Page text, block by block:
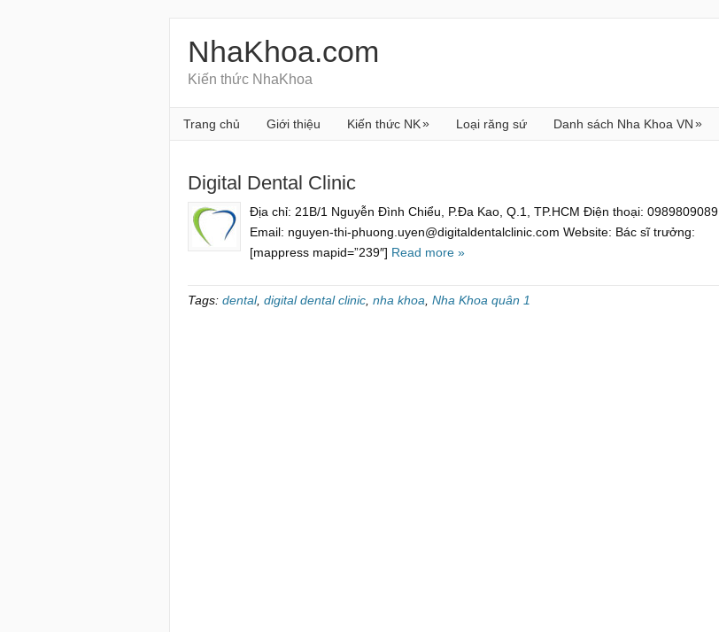
NhaKhoa.com
Kiến thức NhaKhoa
Trang chủ Giới thiệu Kiến thức NK» Loại răng sứ Danh sách Nha Khoa VN»
Digital Dental Clinic
Địa chỉ: 21B/1 Nguyễn Đình Chiểu, P.Đa Kao, Q.1, TP.HCM Điện thoại: 0989809089
Email: nguyen-thi-phuong.uyen@digitaldentalclinic.com Website: Bác sĩ trưởng:
[mappress mapid=”239″] Read more »
Tags: dental, digital dental clinic nha khoa Nha Khoa quân 1